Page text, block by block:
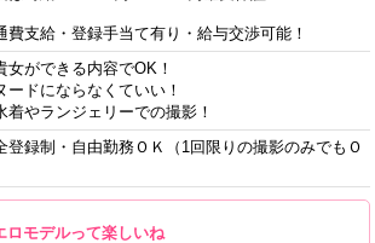
費支給・登録手当て有り・給与交渉可能！
女ができる内容でOK！
ードにならなくていい！
着やランジェリーでの撮影！
登録制・自由勤務ＯＫ（1回限りの撮影のみでもＯ
モデルって楽しいね